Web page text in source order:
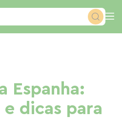
Espanha:
dicas para
de Cookies